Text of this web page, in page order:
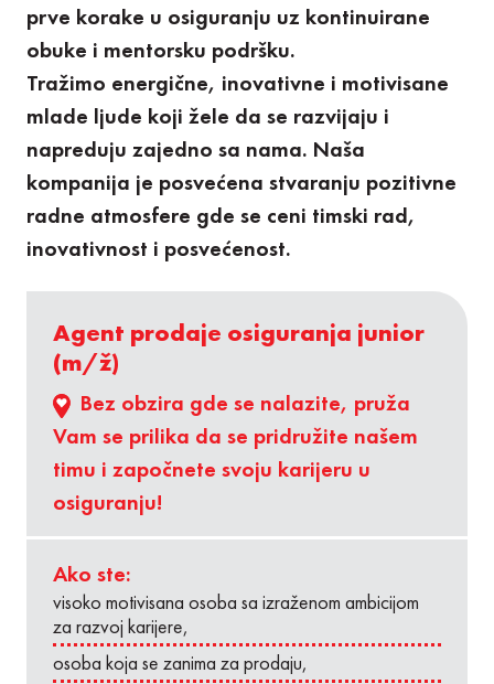
prve korake u osiguranju uz kontinuirane
obuke i mentorsku podršku.
Tražimo energične, inovativne i motivisane
mlade ljude koji žele da se razvijaju i
napreduju zajedno sa nama. Naša
kompanija je posvećena stvaranju pozitivne
radne atmosfere gde se ceni timski rad,
inovativnost i posvećenost.
Agent prodaje osiguranja junior
(m/ž)
Bez obzira gde se nalazite, pruža
Vam se prilika da se pridružite našem
timu i započnete svoju karijeru u
osiguranju!
Ako ste:
visoko motivisana osoba sa izraženom ambicijom
za razvoj karijere,
osoba koja se zanima za prodaju,